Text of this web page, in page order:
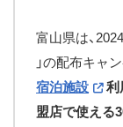
富山県は、
」の配布キャ
宿泊施設
利
盟店で使える